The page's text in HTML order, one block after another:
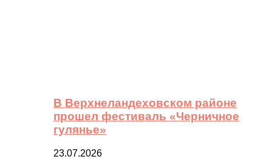
В Верхнеландеховском районе
прошел фестиваль «Черничное
гулянье»
23.07.2026